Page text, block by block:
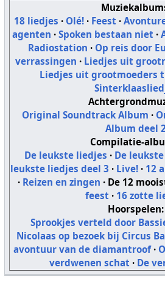
18 liedjes · Olé!· Feest ·
agenten ·Spoken bestaan niet ·
Radiostation · Op reis door
verrassingen· Liedjes uit
Liedjes uit grootmoeders
Original Soundtrack Album ·
Album deel
Compilatie-
De leukste liedjes · De
leukste liedjes deel 3 · Live! · 12
· Reizen en zingen · De 12
feest · 16 zotte
Hoorspelen:
Sprookjes verteld door
Nicolaas op bezoek bij Circus
avontuur van de diamantroof·
verdwenen schat · De